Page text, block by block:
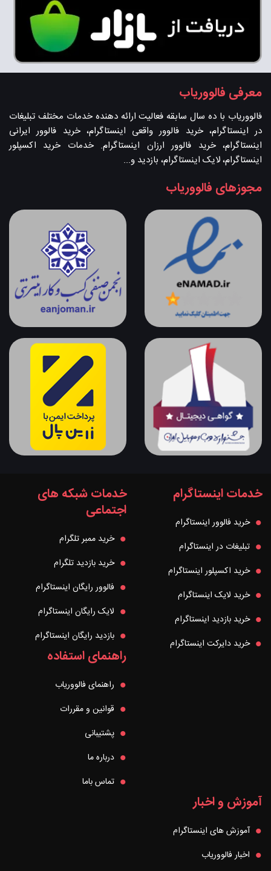
معرفی فالووریاب
فالووریاب با ده سال سابقه فعالیت ارائه دهنده خدمات مختلف تبلیغات
در اینستاگرام، خرید فالوور واقعی اینستاگرام، خرید فالوور ایرانی
اینستاگرام، خرید فالوور ارزان اینستاگرام. خدمات خرید اکسپلور
اینستاگرام، لایک اینستاگرام، بازدید و...
مجوزهای فالووریاب
خدمات اینستاگرام
خرید فالوور اینستاگرام
تبلیغات در اینستاگرام
خرید اکسپلور اینستاگرام
خرید لایک اینستاگرام
خرید بازدید اینستاگرام
خرید دایرکت اینستاگرام
خدمات شبکه های
اجتماعی
خرید ممبر تلگرام
خرید بازدید تلگرام
فالوور رایگان اینستاگرام
لایک رایگان اینستاگرام
بازدید رایگان اینستاگرام
راهنمای استفاده
راهنمای فالووریاب
قوانین و مقررات
پشتیبانی
درباره ما
تماس باما
آموزش و اخبار
آموزش های اینستاگرام
اخبار فالووریاب